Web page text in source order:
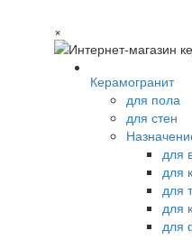
×
Керамогранит
для пола
для стен
для
для
для
для
для